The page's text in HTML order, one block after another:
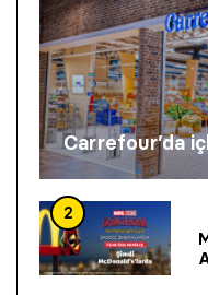
Carrefour’da
2